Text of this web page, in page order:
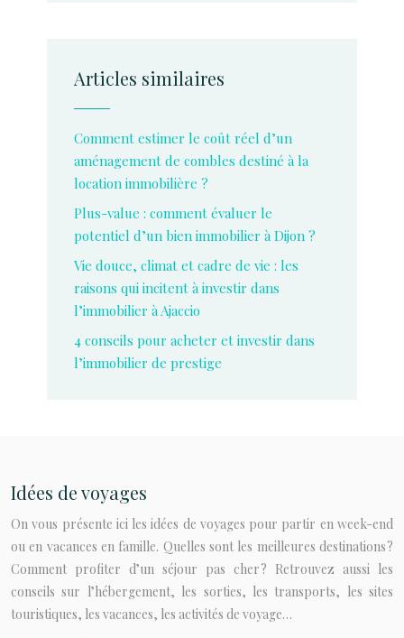
Articles similaires
Comment estimer le coût réel d’un
aménagement de combles destiné à la
location immobilière ?
Plus-value : comment évaluer le
potentiel d’un bien immobilier à Dijon ?
Vie douce, climat et cadre de vie : les
raisons qui incitent à investir dans
l’immobilier à Ajaccio
4 conseils pour acheter et investir dans
l’immobilier de prestige
Idées de voyages
On vous présente ici les idées de voyages pour partir en week-end
ou en vacances en famille. Quelles sont les meilleures destinations ?
Comment profiter d’un séjour pas cher ? Retrouvez aussi les
conseils sur l’hébergement, les sorties, les transports, les sites
touristiques, les vacances, les activités de voyage…